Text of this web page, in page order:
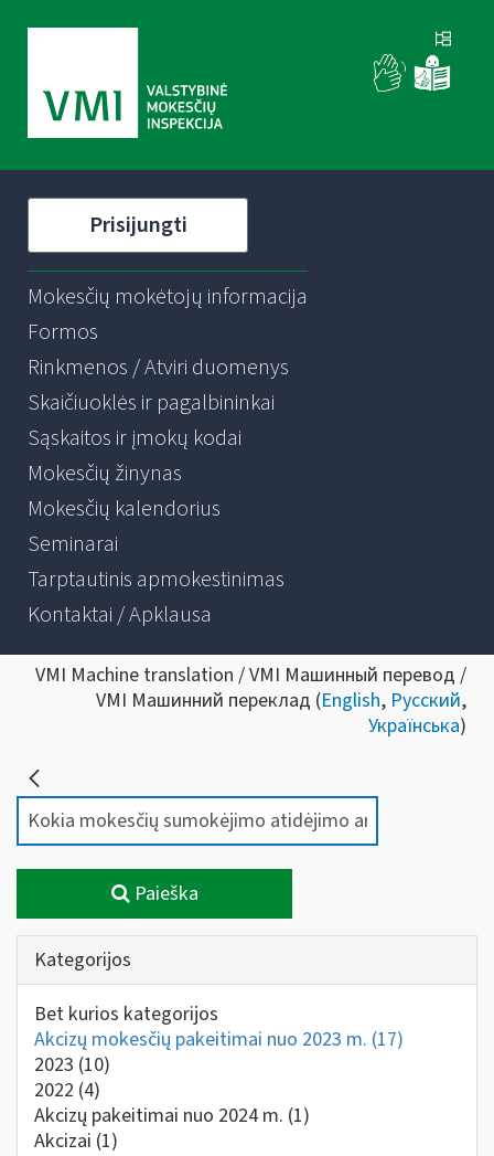
Prisijungti
Mokesčių mokėtojų informacija
Formos
Rinkmenos / Atviri duomenys
Skaičiuoklės ir pagalbininkai
Sąskaitos ir įmokų kodai
Mokesčių žinynas
Mokesčių kalendorius
Seminarai
Tarptautinis apmokestinimas
Kontaktai / Apklausa
VMI Machine translation / VMI Машинный перевод /
VMI Машинний переклад (English, Русский,
Українська)
Paieška
Kategorijos
Bet kurios kategorijos
Akcizų mokesčių pakeitimai nuo 2023 m. (17)
2023 (10)
2022 (4)
Akcizų pakeitimai nuo 2024 m. (1)
Akcizai (1)